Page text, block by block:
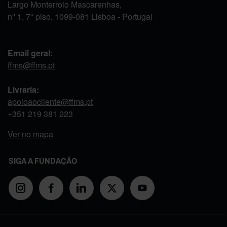
Largo Monterroio Mascarenhas,
nº 1, 7º piso, 1099-081 Lisboa - Portugal
Email geral:
ffms@ffms.pt
Livraria:
apoioaocliente@ffms.pt
+351 219 381 223
Ver no mapa
SIGA A FUNDAÇÃO